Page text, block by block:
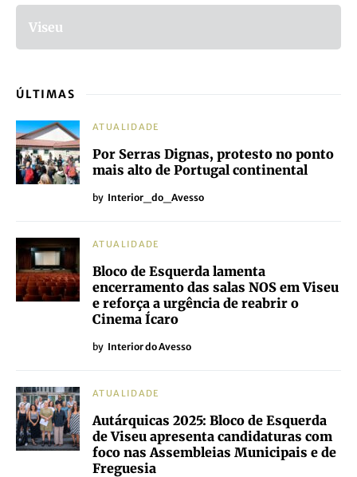
Viseu
ÚLTIMAS
ATUALIDADE
Por Serras Dignas, protesto no ponto
mais alto de Portugal continental
by Interior_do_Avesso
ATUALIDADE
Bloco de Esquerda lamenta
encerramento das salas NOS em Viseu
e reforça a urgência de reabrir o
Cinema Ícaro
by Interior do Avesso
ATUALIDADE
Autárquicas 2025: Bloco de Esquerda
de Viseu apresenta candidaturas com
foco nas Assembleias Municipais e de
Freguesia